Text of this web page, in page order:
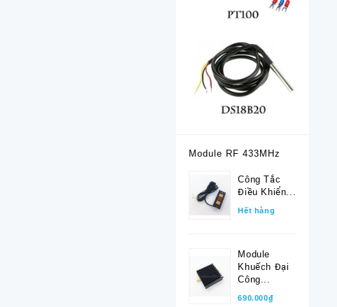
Module RF 433MHz
Công Tắc
Điều Khiển...
Hết hàng
Module
Khuếch Đại
Công...
690.000₫